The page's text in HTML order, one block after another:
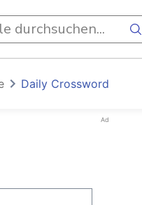
Daily Crossword
Ad